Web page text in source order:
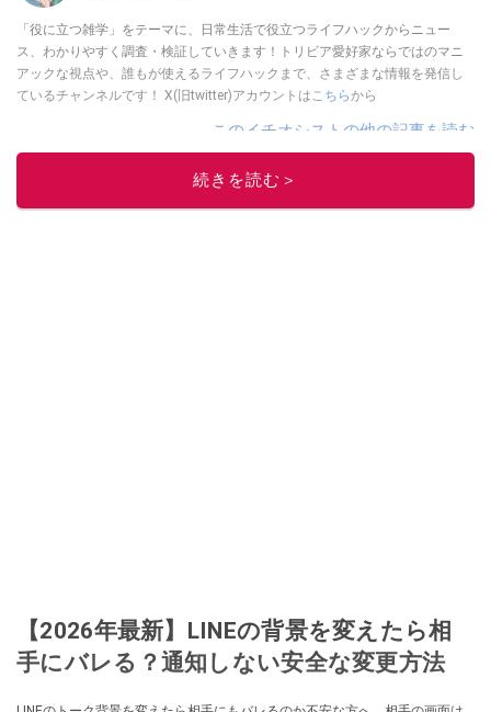
「役に立つ雑学」をテーマに、日常生活で役立つライフハックからニュー
ス、わかりやすく調査・検証していきます！トリビア愛好家ならではのマニ
アックな視点や、誰もが使えるライフハックまで、さまざまな情報を発信し
ているチャンネルです！ X(旧twitter)アカウントは こちらから
このイチオシストの他の記事を読む
続きを読む＞
【2026年最新】LINEの背景を変えたら相
手にバレる？通知しない安全な変更方法